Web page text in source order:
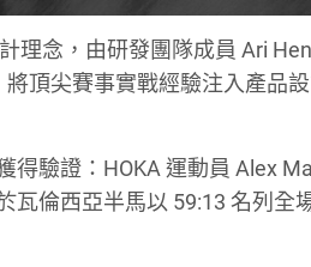
理念，由研發團隊成員 Ari
頂尖賽事實戰經驗注入產品
得驗證：HOKA 運動員 Alex
倫西亞半馬以 59:13 名列全